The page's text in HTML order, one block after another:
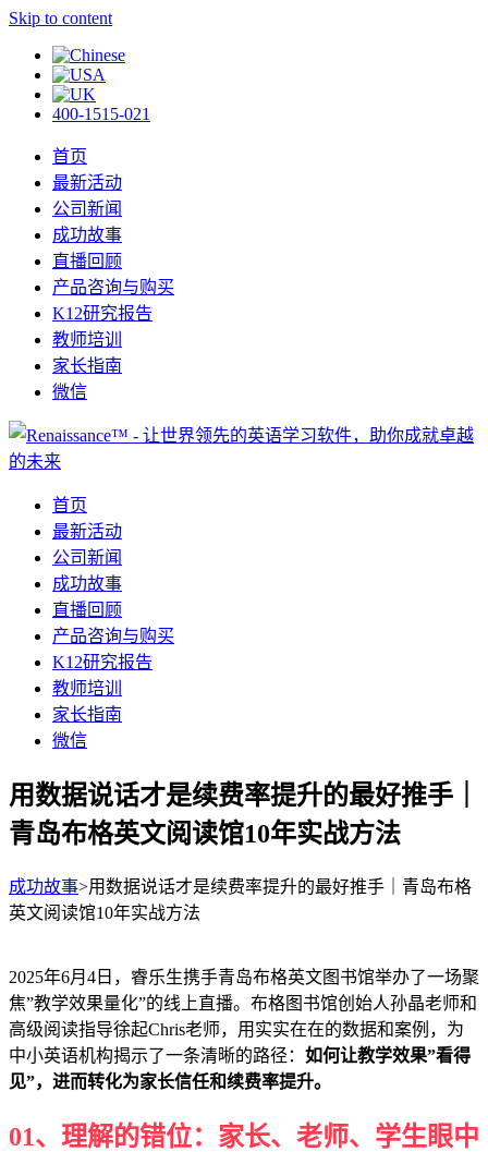
Skip to content
400-1515-021
首页
最新活动
公司新闻
成功故事
直播回顾
产品咨询与购买
K12研究报告
教师培训
家长指南
微信
首页
最新活动
公司新闻
成功故事
直播回顾
产品咨询与购买
K12研究报告
教师培训
家长指南
微信
用数据说话才是续费率提升的最好推手｜
青岛布格英文阅读馆10年实战方法
成功故事>用数据说话才是续费率提升的最好推手｜青岛布格
英文阅读馆10年实战方法
2025年6月4日，睿乐生携手青岛布格英文图书馆举办了一场聚
焦”教学效果量化”的线上直播。布格图书馆创始人孙晶老师和
高级阅读指导徐起Chris老师，用实实在在的数据和案例，为
中小英语机构揭示了一条清晰的路径： 如何让教学效果”看得
见”，进而转化为家长信任和续费率提升。
01、 理解的错位：家长、老师、学生眼中